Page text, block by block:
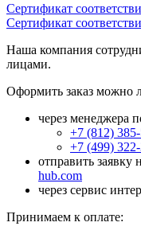
Сертификат
Сертификат
Наша компания
лицами.
Оформить заказ
через менеджера
+7 (812)
+7 (499)
отправить заявку
hub.com
через сервис
Принимаем к оплате: